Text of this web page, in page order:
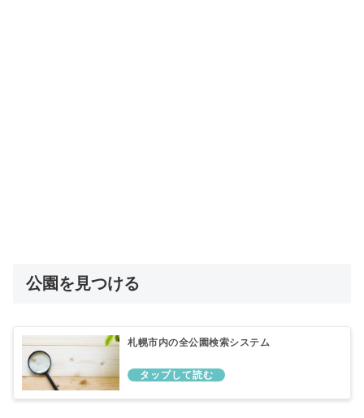
公園を見つける
札幌市内の全公園検索システム